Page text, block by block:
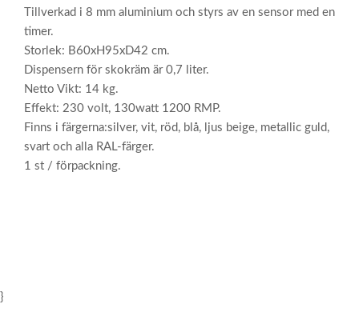
Tillverkad i 8 mm aluminium och styrs av en sensor med en
timer.
Storlek: B60xH95xD42 cm.
Dispensern för skokräm är 0,7 liter.
Netto Vikt: 14 kg.
Effekt: 230 volt, 130watt 1200 RMP.
Finns i färgerna:silver, vit, röd, blå, ljus beige, metallic guld,
svart och alla RAL-färger.
1 st / förpackning.
}